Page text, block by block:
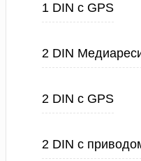
1 DIN с GPS
2 DIN
2 DIN с GPS
2 DIN с